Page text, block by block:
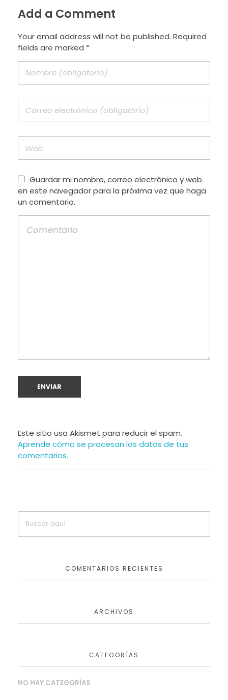
Add a Comment
Your email address will not be published. Required
fields are marked *
Guardar mi nombre, correo electrónico y web
en este navegador para la próxima vez que haga
un comentario.
Este sitio usa Akismet para reducir el spam.
Aprende cómo se procesan los datos de tus
comentarios.
COMENTARIOS RECIENTES
ARCHIVOS
CATEGORÍAS
NO HAY CATEGORÍAS